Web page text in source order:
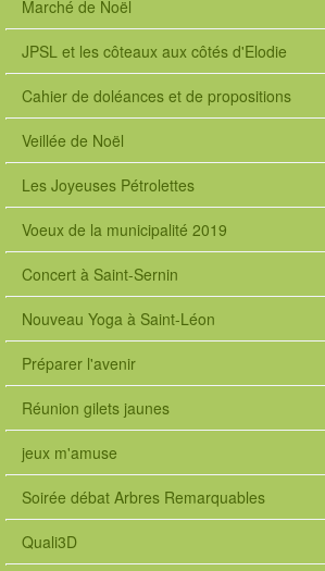
Marché de Noël
JPSL et les côteaux aux côtés d'Elodie
Cahier de doléances et de propositions
Veillée de Noël
Les Joyeuses Pétrolettes
Voeux de la municipalité 2019
Concert à Saint-Sernin
Nouveau Yoga à Saint-Léon
Préparer l'avenir
Réunion gilets jaunes
jeux m'amuse
Soirée débat Arbres Remarquables
Quali3D